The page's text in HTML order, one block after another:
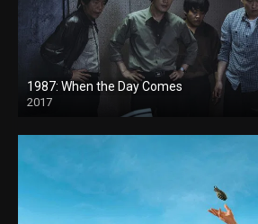
1987: When the Day Comes
2017